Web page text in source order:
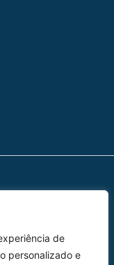
de
personalizado e
Peças